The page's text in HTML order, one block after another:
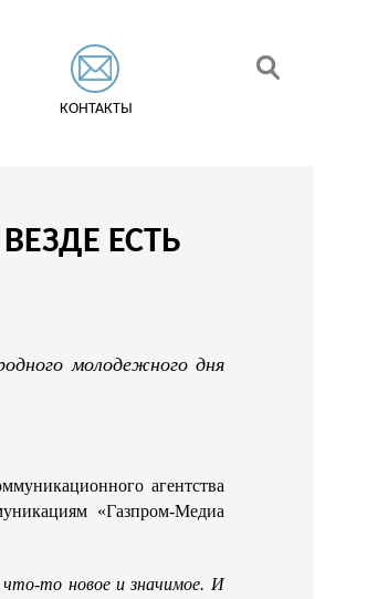
КОНТАКТЫ
ЕСТЬ
молодежного дня
агентства
«Газпром-Медиа
то новое и значимое. И